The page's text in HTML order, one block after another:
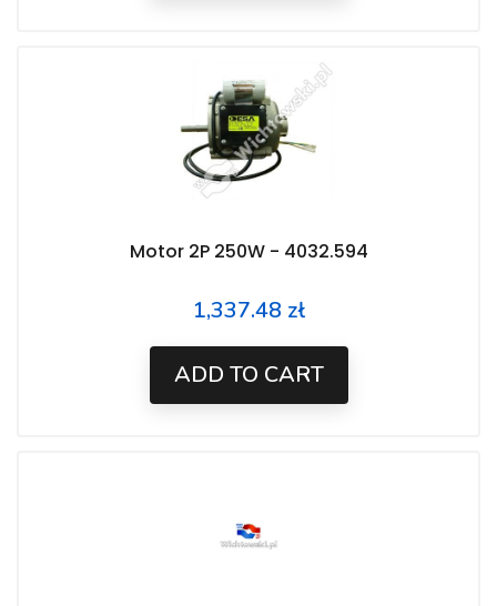
Motor 2P 250W - 4032.594
Price
1,337.48 zł
ADD TO CART